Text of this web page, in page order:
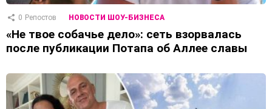
0 Репостов НОВОСТИ ШОУ-БИЗНЕСА
«Не твое собачье дело»: сеть взорвалась
после публикации Потапа об Аллее славы